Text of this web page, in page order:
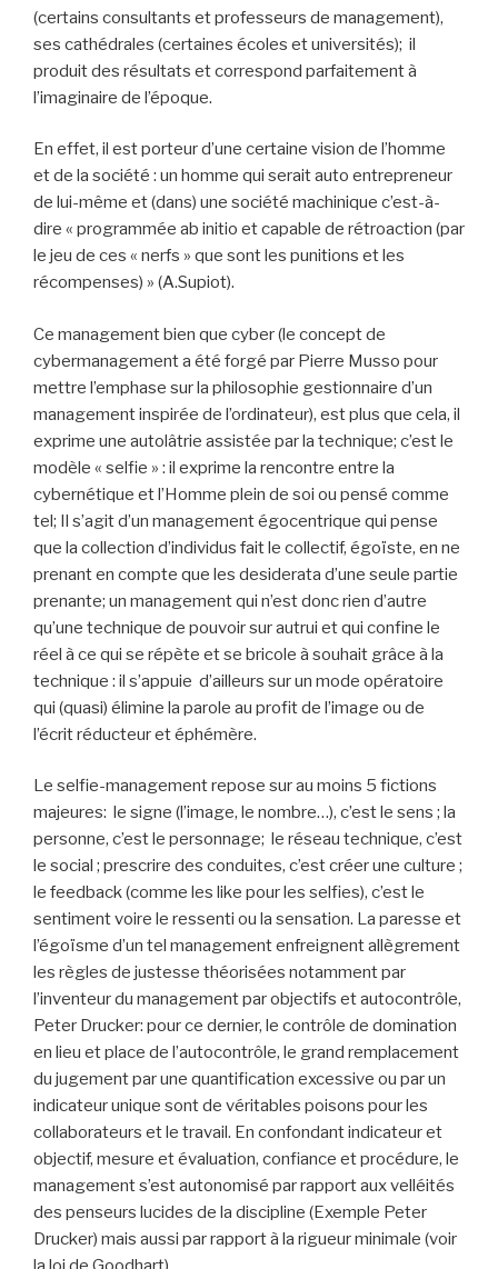
(certains consultants et professeurs de management),
ses cathédrales (certaines écoles et universités); il
produit des résultats et correspond parfaitement à
l’imaginaire de l’époque.
En effet, il est porteur d’une certaine vision de l’homme
et de la société : un homme qui serait auto entrepreneur
de lui-même et (dans) une société machinique c’est-à-
dire « programmée ab initio et capable de rétroaction (par
le jeu de ces « nerfs » que sont les punitions et les
récompenses) » (A.Supiot).
Ce management bien que cyber (le concept de
cybermanagement a été forgé par Pierre Musso pour
mettre l’emphase sur la philosophie gestionnaire d’un
management inspirée de l’ordinateur), est plus que cela, il
exprime une autolâtrie assistée par la technique; c’est le
modèle « selfie » : il exprime la rencontre entre la
cybernétique et l’Homme plein de soi ou pensé comme
tel; Il s’agit d’un management égocentrique qui pense
que la collection d’individus fait le collectif, égoïste, en ne
prenant en compte que les desiderata d’une seule partie
prenante; un management qui n’est donc rien d’autre
qu’une technique de pouvoir sur autrui et qui confine le
réel à ce qui se répète et se bricole à souhait grâce à la
technique : il s’appuie d’ailleurs sur un mode opératoire
qui (quasi) élimine la parole au profit de l’image ou de
l’écrit réducteur et éphémère.
Le selfie-management repose sur au moins 5 fictions
majeures: le signe (l’image, le nombre…), c’est le sens ; la
personne, c’est le personnage; le réseau technique, c’est
le social ; prescrire des conduites, c’est créer une culture ;
le feedback (comme les like pour les selfies), c’est le
sentiment voire le ressenti ou la sensation. La paresse et
l’égoïsme d’un tel management enfreignent allègrement
les règles de justesse théorisées notamment par
l’inventeur du management par objectifs et autocontrôle,
Peter Drucker: pour ce dernier, le contrôle de domination
en lieu et place de l’autocontrôle, le grand remplacement
du jugement par une quantification excessive ou par un
indicateur unique sont de véritables poisons pour les
collaborateurs et le travail. En confondant indicateur et
objectif, mesure et évaluation, confiance et procédure, le
management s’est autonomisé par rapport aux velléités
des penseurs lucides de la discipline (Exemple Peter
Drucker) mais aussi par rapport à la rigueur minimale (voir